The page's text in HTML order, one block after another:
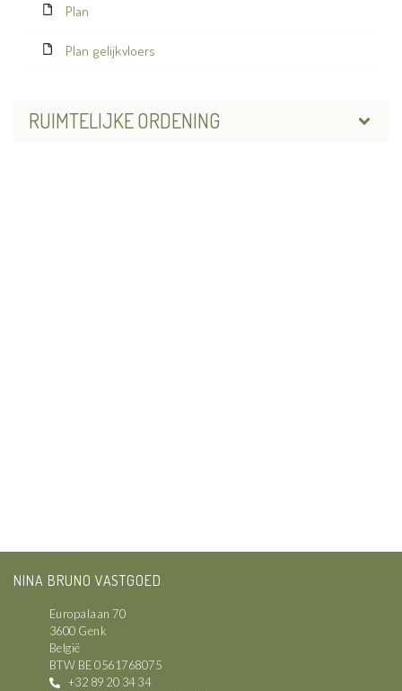
Plan
Plan gelijkvloers
RUIMTELIJKE ORDENING
NINA BRUNO VASTGOED
Europalaan 70
3600 Genk
België
BTW BE 0561768075
+32 89 20 34 34